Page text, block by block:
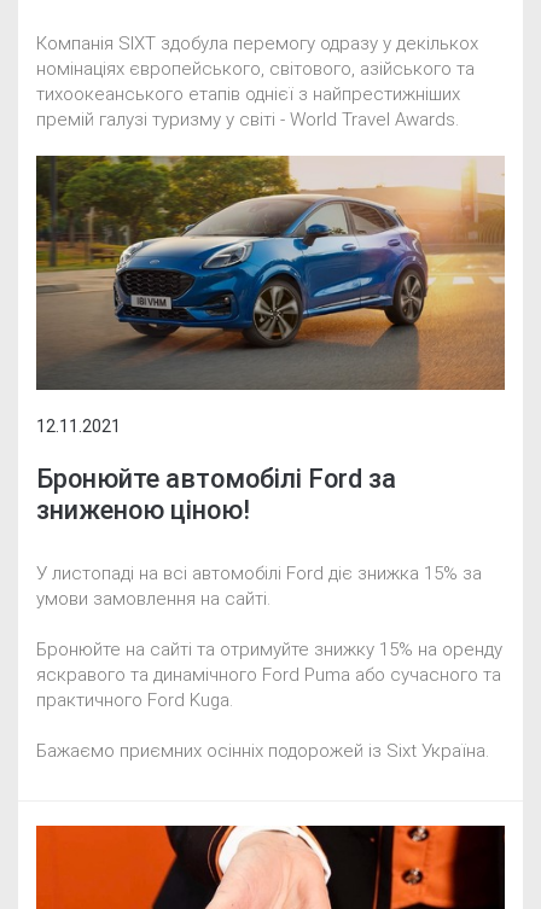
Компанія SIXT здобула перемогу одразу у декількох
номінаціях європейського, світового, азійського та
тихоокеанського етапів однієї з найпрестижніших
премій галузі туризму у світі - World Travel Awards.
12.11.2021
Бронюйте автомобілі Ford за
зниженою ціною!
У листопаді на всі автомобілі Ford діє знижка 15% за
умови замовлення на сайті.
Бронюйте на сайті та отримуйте знижку 15% на оренду
яскравого та динамічного Ford Puma або сучасного та
практичного Ford Kuga.
Бажаємо приємних осінніх подорожей із Sixt Україна.